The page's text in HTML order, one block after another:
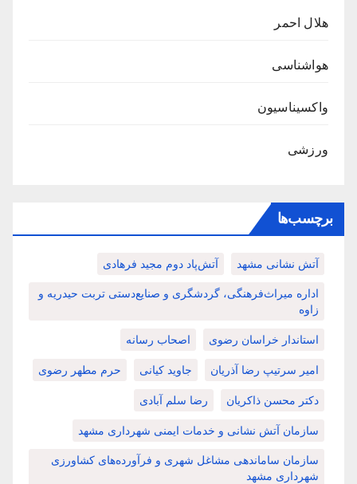
هلال احمر
هواشناسی
واکسیناسیون
ورزشی
برچسب‌ها
آتش نشانی مشهد آتش‌پاد دوم مجید فرهادی
اداره میراث‌فرهنگی، گردشگری و صنایع‌دستی تربت حیدریه و
زاوه
استاندار خراسان رضوی اصحاب رسانه
امیر سرتیپ رضا آذریان جاوید کیانی حرم مطهر رضوی
دکتر محسن ذاکریان رضا سلم آبادی
سازمان آتش نشانی و خدمات ایمنی شهرداری مشهد
سازمان ساماندهی مشاغل شهری و فرآورده‌های کشاورزی
شهرداری مشهد